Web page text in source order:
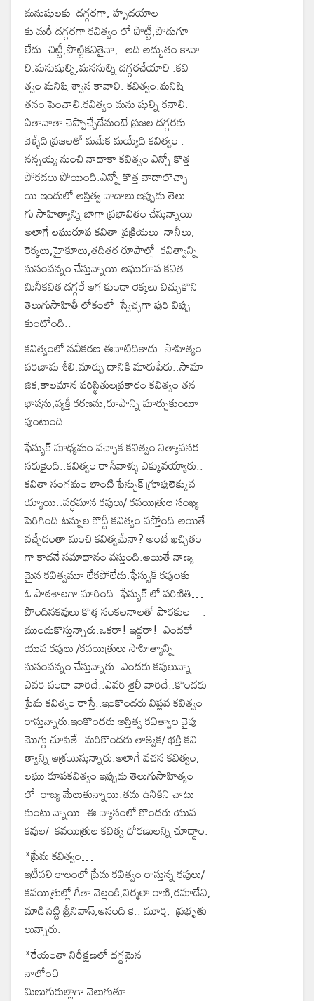
మనుషులకు దగ్గరగా, హృదయాల
కు మరీ దగ్గరగా కవిత్వం లో పొట్టీ,పొడుగూ
లేదు..చిట్టీ,పొట్టికవితైనా,..అది అద్భుతం కావా
లి.మనుషుల్ని,మనసుల్ని దగ్గరచేయాలి .కవి
త్వం మనిషి శ్వాస కావాలి. కవిత్వం.మనిషి
తనం పెంచాలి.కవిత్వం మను షుల్ని కనాలి.
ఏతావాతా చెప్పొచ్చేదేమంటే‌‌ ప్రజల దగ్గరకు
వెళ్ళేది ప్రజలతో మమేక మయ్యేది కవిత్వం .
నన్నయ్య నుంచి నాదాకా కవిత్వం ఎన్నో కొత్త
పోకడలు పోయింది.ఎన్నో కొత్త వాదాలొచ్చా
యి.ఇందులో అస్తిత్వ వాదాలు ఇప్పుడు తెలు
గు సాహిత్యాన్ని బాగా ప్రభావితం చేస్తున్నాయి…
అలాగే లఘురూప కవితా ప్రక్రియలు నానీలు,
రెక్కలు,హైకూలు,తదితర రూపాల్లో కవిత్వాన్ని
సుసంపన్నం చేస్తున్నాయి.లఘురూప కవిత
మినీకవిత దగ్గరే ఆగ కుండా రెక్కలు విచ్చుకొని
తెలుగుసాహితీ లోకంలో స్వేఛ్ఛగా పురి విప్పు
కుంటోంది..
కవిత్వంలో నవీకరణ ఈనాటిదికాదు..సాహిత్యం
పరిణామ శీలి.మార్పు దానికి మారుపేరు‌..సామా
జిక,కాలమాన పరిస్థితులప్రకారం కవిత్వం తన
భాషను,వ్యక్తీ కరణను,రూపాన్ని మార్చుకుంటూ
వుంటుంది..
ఫేస్బుక్ మాధ్యమం వచ్చాక కవిత్వం నిత్యావసర
సరుకైంది..కవిత్వం రాసేవాళ్ళు ఎక్కువయ్యారు..
కవితా సంగమం లాంటి ఫేస్బుక్ గ్రూపులెక్కువ
య్యాయి..వర్ధమాన కవులు/ కవయిత్రుల సంఖ్య
పెరిగింది.టన్నుల కొద్దీ కవిత్వం వస్తోంది.అయితే‌
వచ్చేదంతా మంచి కవిత్వమేనా? అంటే ఖచ్చితం
గా కాదనే సమాధానం వస్తుంది.అయితే నాణ్య
మైన కవిత్వమూ లేకపోలేదు.‌ఫేస్బుక్ కవులకు
ఓ పాఠశాలగా మారింది..ఫేస్బుక్ లో పరిణితి…
పొందినకవులు కొత్త సంకలనాలతో పాఠకుల‌….
ముందుకొస్తున్నారు.ఒకరా! ఇద్దరా! ఎందరో
యువ కవులు /కవయిత్రులు సాహిత్యాన్ని
సుసంపన్నం చేస్తున్నారు..ఎందరు కవులున్నా
ఎవరి పంథా వారిదే..ఎవరి శైలీ వారిదే..కొందరు
ప్రేమ కవిత్వం రాస్తే..ఇంకొందరు విప్లవ కవిత్వం
రాస్తున్నారు.ఇంకొందరు అస్తిత్వ కవిత్వాల వైపు
మొగ్గు చూపితే..మరికొందరు తాత్విక/ భక్తి కవి
త్వాన్ని ఆశ్రయిస్తున్నారు.‌అలాగే వచన కవిత్వం,
లఘు రూపకవిత్వం ఇప్పుడు తెలుగుసాహిత్యం
లో రాజ్య మేలుతున్నాయి.‌తమ ఉనికిని చాటు
కుంటు న్నాయి..ఈ వ్యాసంలో కొందరు యువ
కవుల/ కవయిత్రుల కవిత్వ ధోరణులన్ని చూద్దాం.
*ప్రేమ కవిత్వం…
ఇటీవలి కాలంలో ప్రేమ కవిత్వం రాస్తున్న కవులు/
కవయిత్రుల్లో గీతా వెల్లంకి,నిర్మలా రాణి,రమాదేవి,
మాడిసెట్టి శ్రీనివాస్,ఆనంది కె.. మూర్తి,‌ ప్రభృతు
లున్నారు.
*రేయంతా నిరీక్షణలో దగ్ధమైన
నాలోంచి
మిణుగురుల్లాగా వెలుగుతూ